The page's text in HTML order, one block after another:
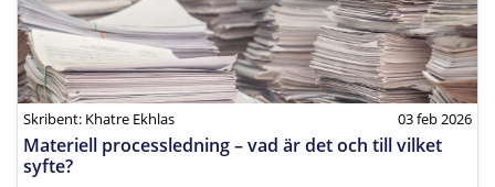
Skribent: Khatre Ekhlas 03 feb 2026
Materiell processledning – vad är det och till vilket
syfte?